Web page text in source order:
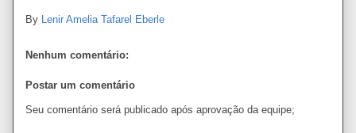
By Lenir Amelia Tafarel Eberle
Nenhum comentário:
Postar um comentário
Seu comentário será publicado após aprovação da equipe;